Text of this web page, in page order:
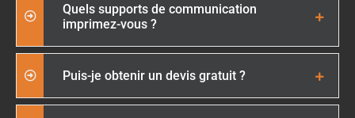
Quels supports de communication
imprimez-vous ?
Puis-je obtenir un devis gratuit ?